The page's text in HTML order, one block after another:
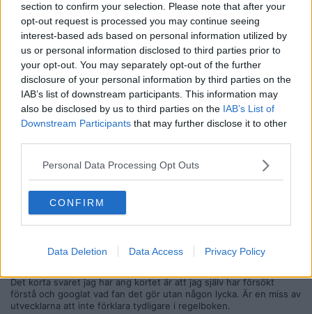
section to confirm your selection. Please note that after your
opt-out request is processed you may continue seeing
interest-based ads based on personal information utilized by
us or personal information disclosed to third parties prior to
your opt-out. You may separately opt-out of the further
disclosure of your personal information by third parties on the
IAB’s list of downstream participants. This information may
also be disclosed by us to third parties on the IAB’s List of
Downstream Participants that may further disclose it to other
Personal Data Processing Opt Outs
CONFIRM
Data Deletion Data Access Privacy Policy
rankat väldigt högt i flera mätningar.
Det är ett brädspel som går ut på att man ska bygga ett zoo.
För att vinna behöver man samla på 2 sorters poäng, vilket
man gör genom uppdrag man får i början, att forska och att
skaffa djur.
Det ser ganska komplicerat ut när man lagt upp det och det
är en del man ska komma ihåg, men när man väl fattat vad
korten gör är det inte alls svårt!
hur det funkar. Man ska typ få poäng för tomma kanter på
kartan? Men vilka? De måste typ vara "connected" till zoot?
[ Visa mer ]
Jag vet vilket kort du menar tror jag, den som du inte kan bygga
efter 25* i biljettpoängen va?
spelet förutom katten och kanske ödlorna (av samma typ av kort
Det korta svaret jag har ang kortet är att jag själv har försökt
förstå och googlat vad fan det gör utan någon lycka. Är en miss av
utvecklarna att inte förklara tydligare i regelboken.